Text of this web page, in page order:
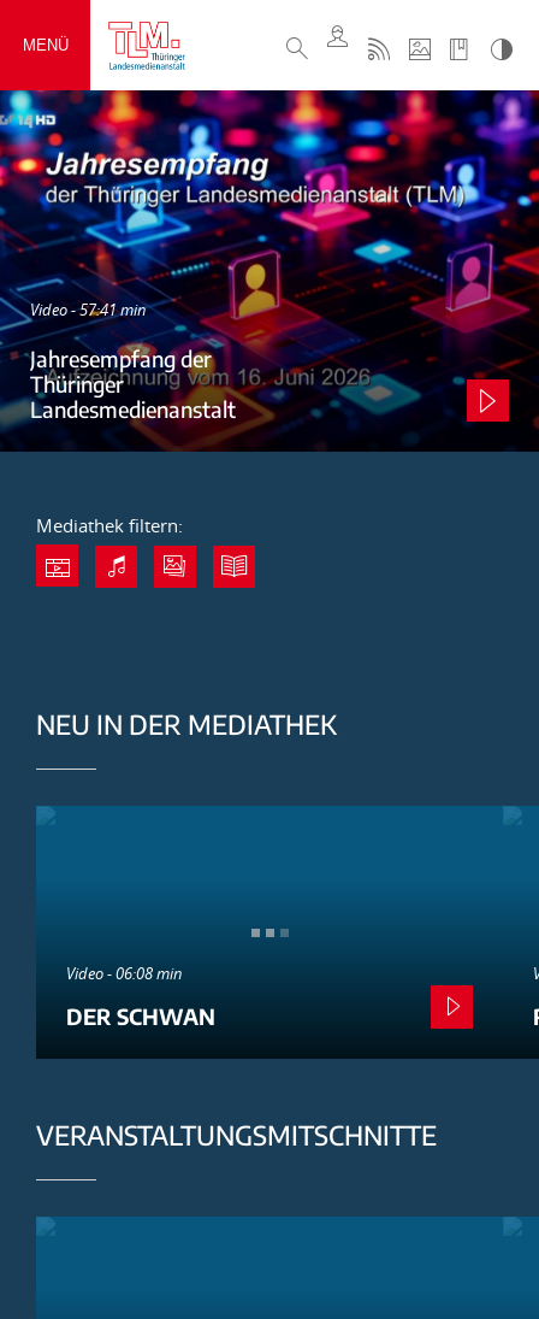
MENÜ
Video - 57:41 min
Jahresempfang der
Thüringer
Landesmedienanstalt
Mediathek filtern:
NEU IN DER MEDIATHEK
Video - 06:08 min
DER SCHWAN
VERANSTALTUNGSMITSCHNITTE